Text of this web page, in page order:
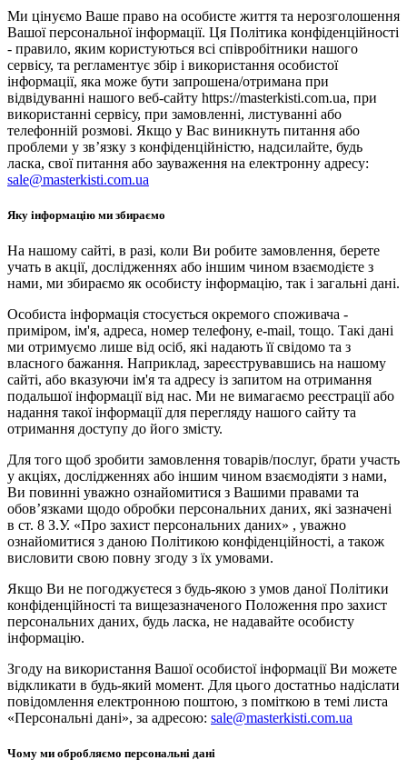
Ми цінуємо Ваше право на особисте життя та нерозголошення
Вашої персональної інформації. Ця Політика конфіденційності
- правило, яким користуються всі співробітники нашого
сервісу, та регламентує збір і використання особистої
інформації, яка може бути запрошена/отримана при
відвідуванні нашого веб-сайту https://masterkisti.com.ua, при
використанні сервісу, при замовленні, листуванні або
телефонній розмові. Якщо у Вас виникнуть питання або
проблеми у зв’язку з конфіденційністю, надсилайте, будь
ласка, свої питання або зауваження на електронну адресу:
sale@masterkisti.com.ua
Яку інформацію ми збираємо
На нашому сайті, в разі, коли Ви робите замовлення, берете
учать в акції, дослідженнях або іншим чином взаємодієте з
нами, ми збираємо як особисту інформацію, так і загальні дані.
Особиста інформація стосується окремого споживача -
приміром, ім'я, адреса, номер телефону, e-mail, тощо. Такі дані
ми отримуємо лише від осіб, які надають її свідомо та з
власного бажання. Наприклад, зареєструвавшись на нашому
сайті, або вказуючи ім'я та адресу із запитом на отримання
подальшої інформації від нас. Ми не вимагаємо реєстрації або
надання такої інформації для перегляду нашого сайту та
отримання доступу до його змісту.
Для того щоб зробити замовлення товарів/послуг, брати участь
у акціях, дослідженнях або іншим чином взаємодіяти з нами,
Ви повинні уважно ознайомитися з Вашими правами та
обов’язками щодо обробки персональних даних, які зазначені
в ст. 8 З.У. «Про захист персональних даних» , уважно
ознайомитися з даною Політикою конфіденційності, а також
висловити свою повну згоду з їх умовами.
Якщо Ви не погоджуєтеся з будь-якою з умов даної Політики
конфіденційності та вищезазначеного Положення про захист
персональних даних, будь ласка, не надавайте особисту
інформацію.
Згоду на використання Вашої особистої інформації Ви можете
відкликати в будь-який момент. Для цього достатньо надіслати
повідомлення електронною поштою, з поміткою в темі листа
«Персональні дані», за адресою: sale@masterkisti.com.ua
Чому ми обробляємо персональні дані